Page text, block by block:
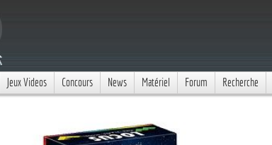
Jeux Videos Concours News Matériel Forum Recherche